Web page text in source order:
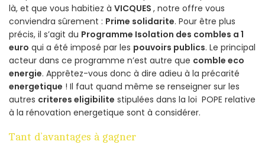
là, et que vous habitiez à VICQUES , notre offre vous
conviendra sûrement : Prime solidarite. Pour être plus
précis, il s’agit du Programme Isolation des combles a 1
euro qui a été imposé par les pouvoirs publics. Le principal
acteur dans ce programme n’est autre que comble eco
energie. Apprêtez-vous donc à dire adieu à la précarité
energetique ! Il faut quand même se renseigner sur les
autres criteres eligibilite stipulées dans la loi POPE relative
à la rénovation energetique sont à considérer.
Tant d’avantages à gagner